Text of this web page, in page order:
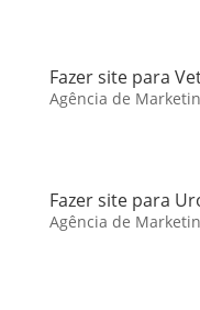
Fazer site para
Agência de
Fazer site para
Agência de